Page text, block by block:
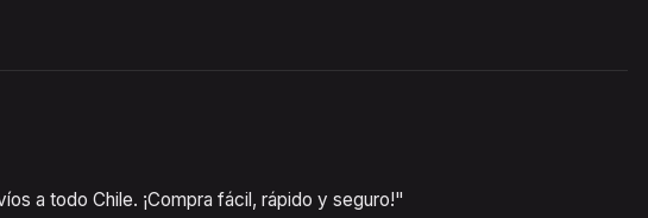
a todo Chile. ¡Compra fácil, rápido y seguro!"